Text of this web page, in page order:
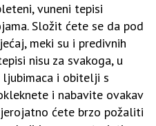
vuneni tepisi
Složit ćete se da pod
meki su i predivnih
nisu za svakoga, u
ljubimaca i obitelji s
i nabavite ovakav
ćete brzo požaliti